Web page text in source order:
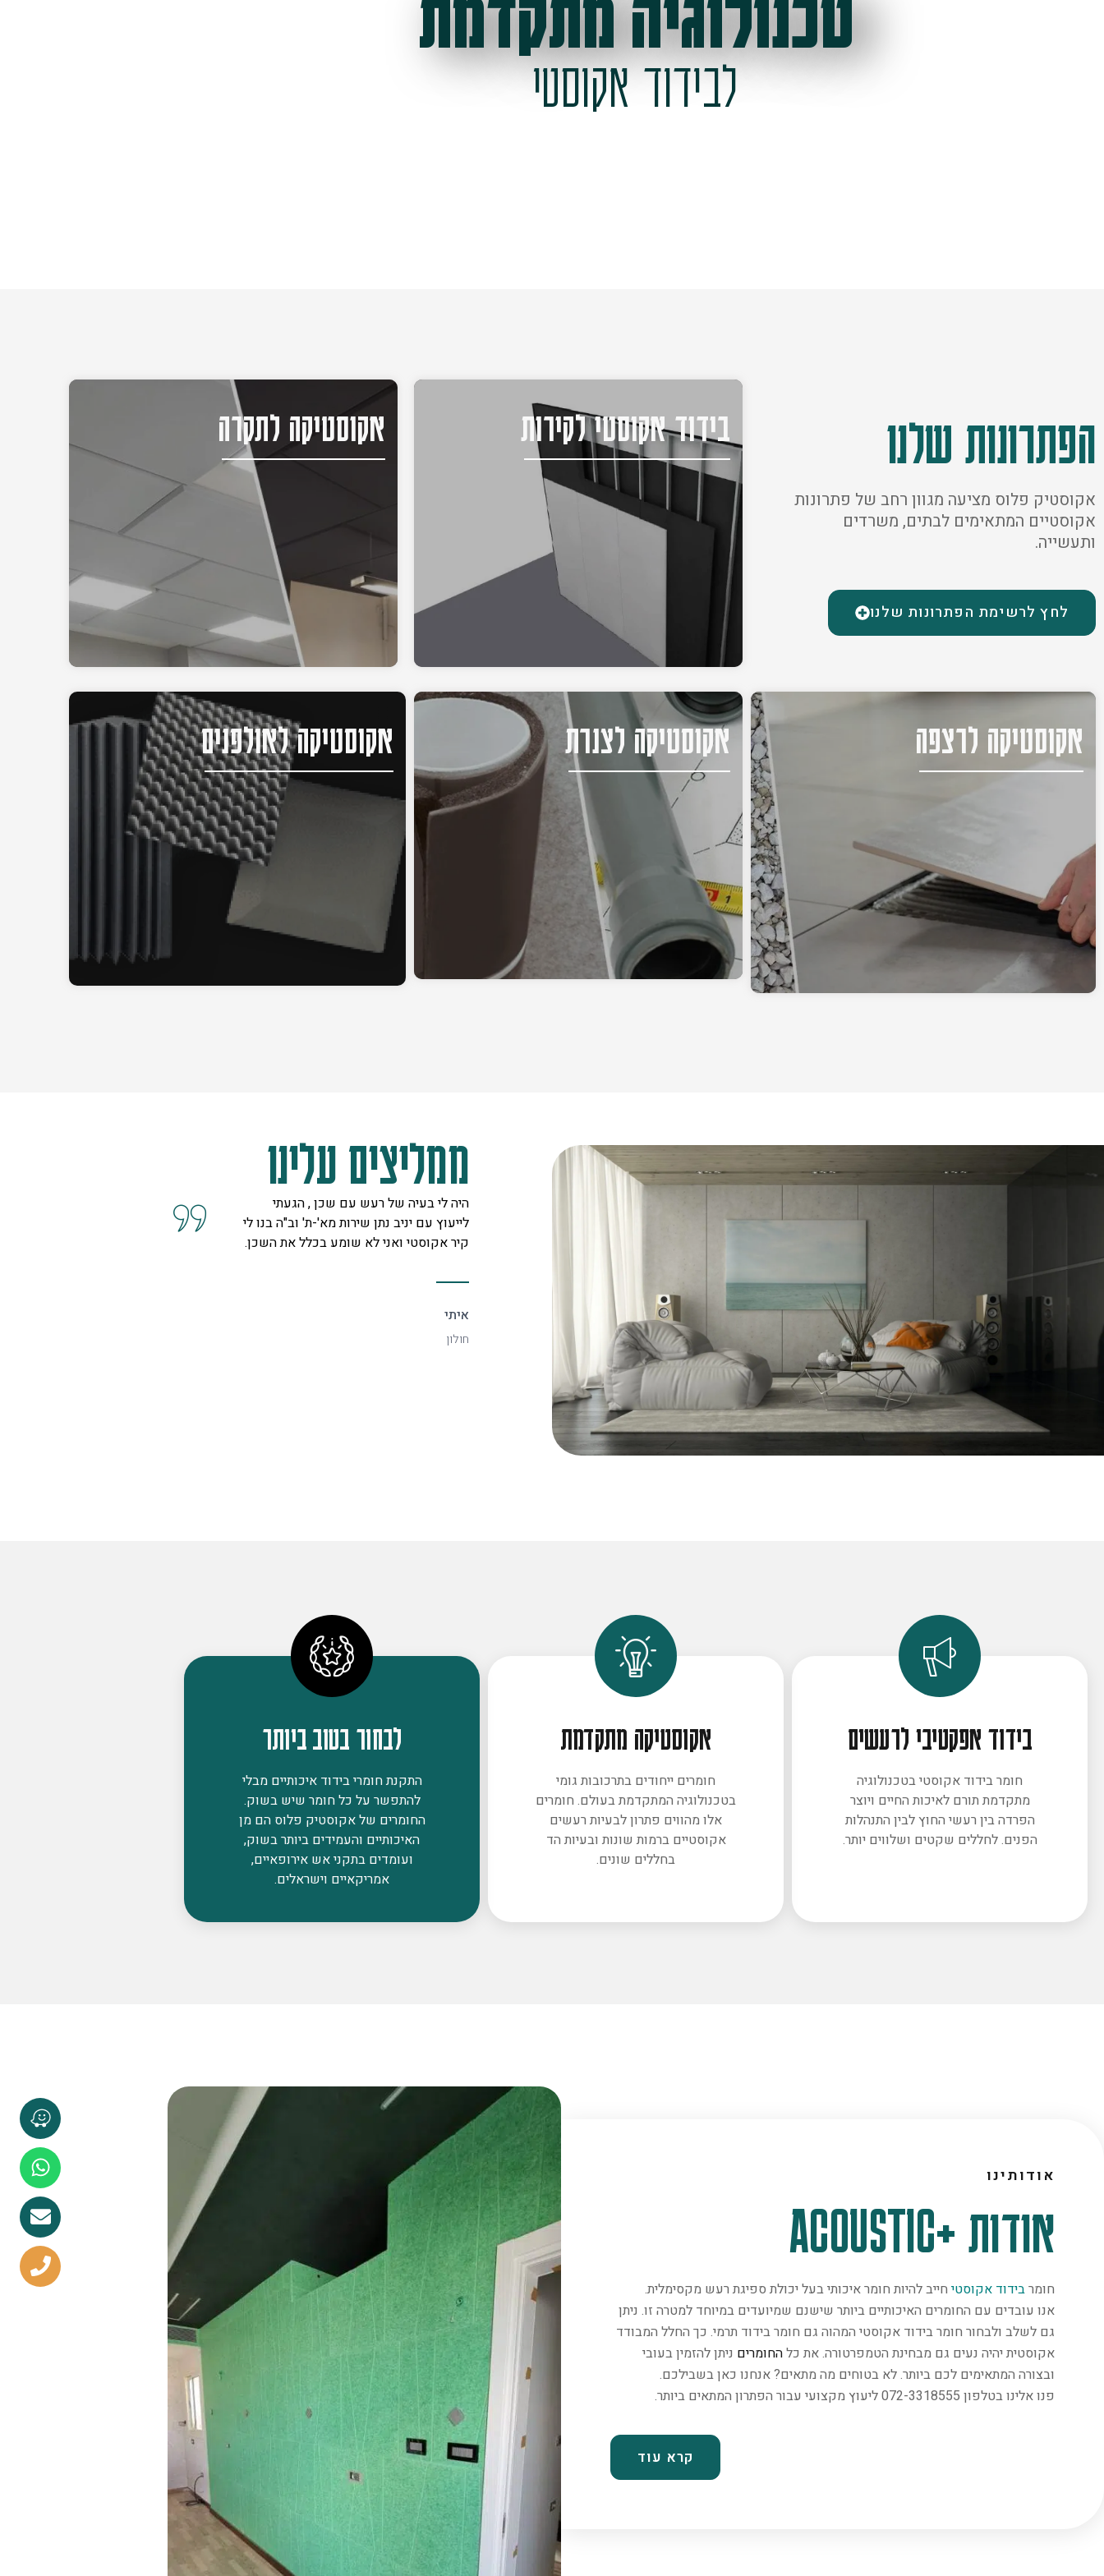
טכנולוגיה מתקדמת
לבידוד אקוסטי
הפתרונות שלנו
אקוסטיק פלוס מציעה מגוון רחב של פתרונות
אקוסטיים המתאימים לבתים, משרדים
ותעשייה.
לחץ לרשימת הפתרונות שלנו
בידוד אקוסטי לקירות אקוסטיקה לתקרה
אקוסטיקה לרצפה אקוסטיקה לצנרת אקוסטיקה לאולפנים
ממליצים עלינו
מקום של מקצוענים על לב טוב ורצון אדיר
לתת מענה לכל לקוח. אצלם מצאתי את
דב
היה לי בעיה של רעש עם שכן , הגעתי
לייעוץ עם יניב נתן שירות מא'-ת' וב"ה בנו לי
קיר אקוסטי ואני לא שומע בכלל את השכן.
איתי
חולון
בידוד אפקטיבי לרעשים
חומר בידוד אקוסטי בטכנולוגיה
מתקדמת תורם לאיכות החיים ויוצר
הפרדה בין רעשי החוץ לבין התנהלות
הפנים. לחללים שקטים ושלווים יותר.
אקוסטיקה מתקדמת
חומרים ייחודים בתרכובות גומי
בטכנולוגיה המתקדמת בעולם. חומרים
אלו מהווים פתרון לבעיות רעשים
אקוסטיים ברמות שונות ובעיות הד
בחללים שונים.
לבחור בטוב ביותר
התקנת חומרי בידוד איכותיים מבלי
להתפשר על כל חומר שיש בשוק.
החומרים של אקוסטיק פלוס הם מן
האיכותיים והעמידים ביותר בשוק,
ועומדים בתקני אש אירופאיים,
אמריקאיים וישראלים.
אודותינו
אודות +ACOUSTIC
חומרבידוד אקוסטי חייב להיות חומר איכותי בעל יכולת ספיגת רעש מקסימלית.
אנו עובדים עם החומרים האיכותיים ביותר שישנם שמיועדים במיוחד למטרה זו. ניתן
גם לשלב ולבחור חומר בידוד אקוסטי המהוה גם חומר בידוד תרמי. כך החלל המבודד
אקוסטית יהיה נעים גם מבחינת הטמפרטורה. את כלהחומרים ניתן להזמין בעובי
ובצורה המתאימים לכם ביותר. לא בטוחים מה מתאים? אנחנו כאן בשבילכם.
פנו אלינו בטלפון 072-3318555 ליעוץ מקצועי עבור הפתרון המתאים ביותר.
קרא עוד